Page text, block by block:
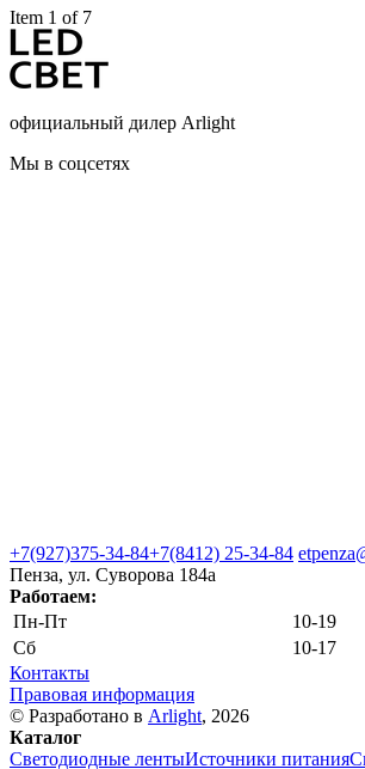
Item 1 of 7
официальный дилер Arlight
Мы в соцсетях
+7(927)375-34-84+7(8412) 25-34-84
Пенза, ул. Cуворова 184а
Работаем:
Пн-Пт
10-19
Сб
10-17
Контакты
Правовая информация
© Разработано в Arlight, 2026
Каталог
Светодиодные лентыИсточники питания